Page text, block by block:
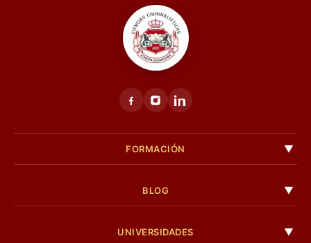
FORMACIÓN
BLOG
UNIVERSIDADES